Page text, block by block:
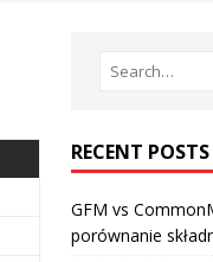
RECENT POSTS
GFM vs
porównanie